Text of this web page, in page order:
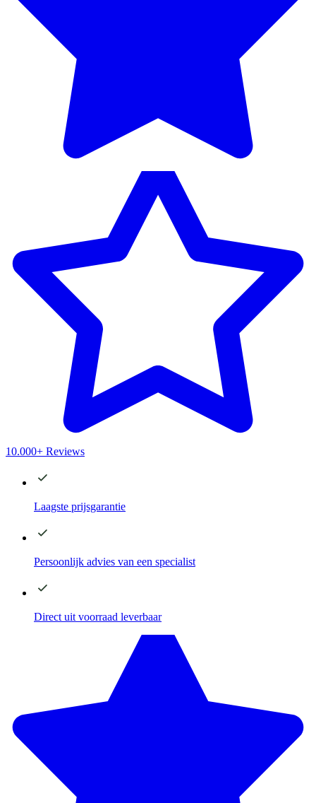
10.000+ Reviews
Laagste prijsgarantie
Persoonlijk advies van een specialist
Direct uit voorraad leverbaar